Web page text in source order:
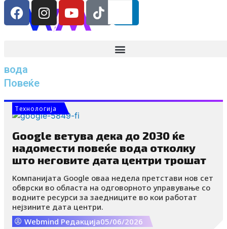
Skip
content
RS
ENG
F
a
o
o
I
n
s
m
Y
o
u
I
c
t
k
t
o
k
-
i
c
o
вода
Повеќе
Tехнологија
Google ветува дека до 2030 ќе
надомести повеќе вода отколку
што неговите дата центри трошат
Компанијата Google оваа недела претстави нов сет
обврски во областа на одговорното управување со
водните ресурси за заедниците во кои работат
нејзините дата центри.
Webmind Редакција05/06/2026